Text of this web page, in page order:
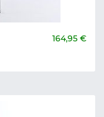
164,95 €